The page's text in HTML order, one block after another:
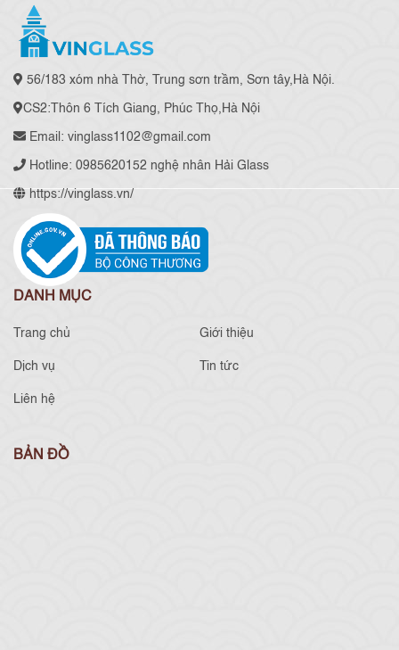
56/183 xóm nhà Thờ, Trung sơn trầm, Sơn tây,Hà Nội.
CS2:Thôn 6 Tích Giang, Phúc Thọ,Hà Nội
Email: vinglass1102@gmail.com
Hotline: 0985620152 nghệ nhân Hải Glass
https://vinglass.vn/
DANH MỤC
Trang chủ Giới thiệu
Dịch vụ Tin tức
Liên hệ
BẢN ĐỒ